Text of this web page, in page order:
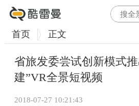
首页 正文
省旅发委尝试创新模式
建”VR全景短视频
2018-07-27 10:21:43